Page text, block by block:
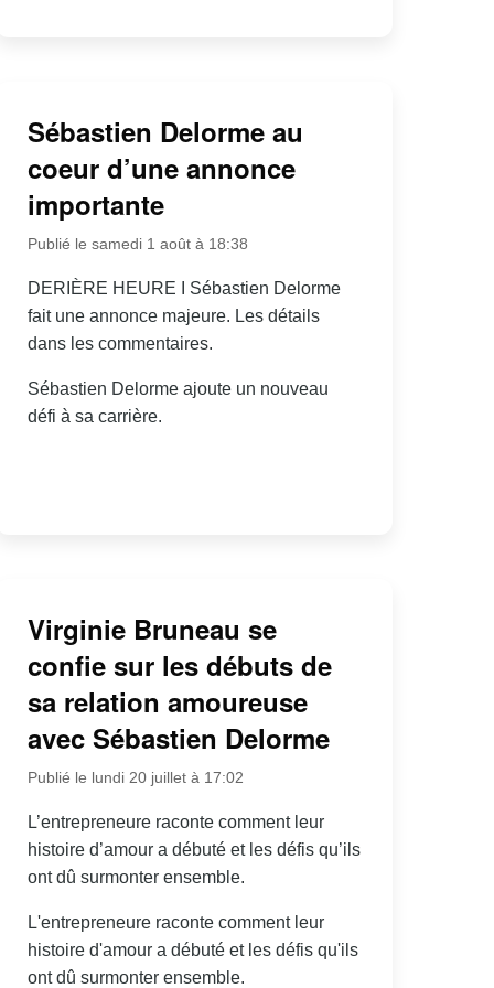
Sébastien Delorme au
coeur d’une annonce
importante
Publié le samedi 1 août à 18:38
DERIÈRE HEURE I Sébastien Delorme
fait une annonce majeure. Les détails
dans les commentaires.
Sébastien Delorme ajoute un nouveau
défi à sa carrière.
Virginie Bruneau se
confie sur les débuts de
sa relation amoureuse
avec Sébastien Delorme
Publié le lundi 20 juillet à 17:02
L’entrepreneure raconte comment leur
histoire d’amour a débuté et les défis qu’ils
ont dû surmonter ensemble.
L'entrepreneure raconte comment leur
histoire d'amour a débuté et les défis qu'ils
ont dû surmonter ensemble.